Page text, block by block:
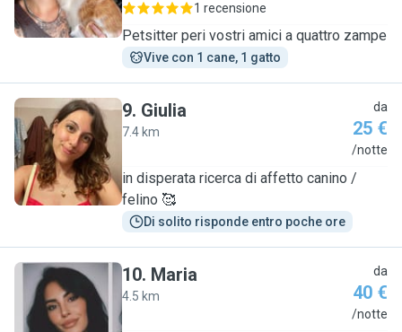
1 recensione
Petsitter peri vostri amici a quattro zampe
Vive con 1 cane, 1 gatto
G
9. Giulia
7.4 km
da
25 €
/notte
in disperata ricerca di affetto canino /
felino 🥰
Di solito risponde entro poche ore
M
10. Maria
4.5 km
da
40 €
/notte